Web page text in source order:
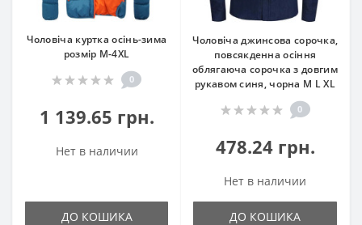
Чоловіча куртка осінь-зима
розмір М-4XL
0
1 139.65 грн.
Нет в наличии
ДО КОШИКА
Чоловіча джинсова сорочка,
повсякденна осіння
облягаюча сорочка з довгим
рукавом синя, чорна M L XL
0
478.24 грн.
Нет в наличии
ДО КОШИКА